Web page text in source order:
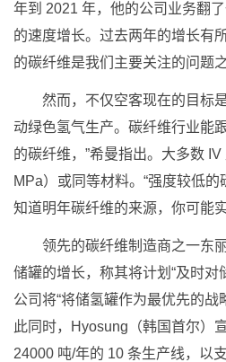
年到 2021 年，他的公司业务翻
的速度增长。过去两年的增长有
的碳纤维是我们主要关注的问题
然而，不仅空客现在的目标
动绿色氢气生产。碳纤维行业能
的碳纤维，”希曼指出。大多数
MPa）或同等材料。“强度较低
知道明年碳纤维的来源，你可能
领先的碳纤维制造商之一东
储罐的增长，称其将计划“及时
公司将“将储氢罐作为最优先的战
此同时，Hyosung（韩国首尔）
24000 吨/年的 10 条生产线，以